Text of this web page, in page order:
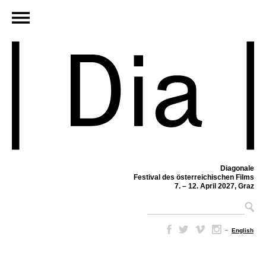
Diagonale
Festival des österreichischen Films
7. – 12. April 2027, Graz
– English